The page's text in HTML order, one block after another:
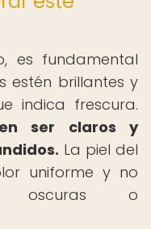
es fundamental
estén brillantes y
indica frescura.
ser claros y
La piel del
uniforme y no
oscuras o